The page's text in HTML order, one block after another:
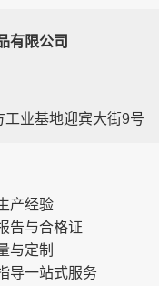
有限公司
业基地迎宾大街9号
产经验
告与合格证
与定制
导一站式服务